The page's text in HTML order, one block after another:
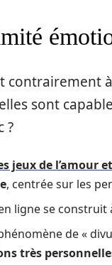
contrairement
sont
?
jeux de l’amour
, centrée sur les
ligne se construit
de «
très